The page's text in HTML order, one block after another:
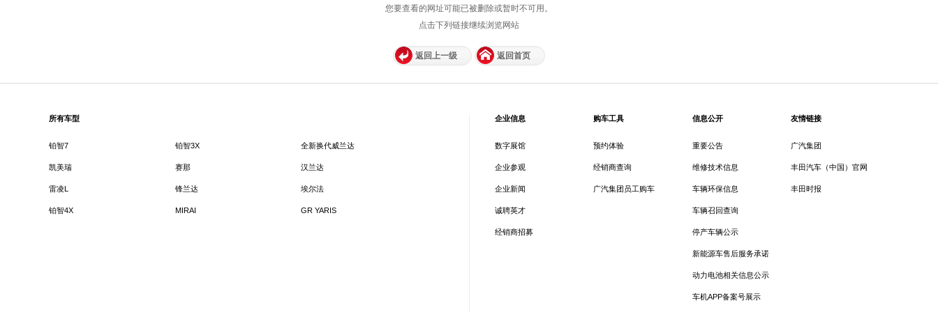
您要查看的网址可能已被删除或暂时不可用。
点击下列链接继续浏览网站
返回上一级 返回首页
所有车型
铂智7 铂智3X 全新换代威兰达
凯美瑞 赛那 汉兰达
雷凌L 锋兰达 埃尔法
铂智4X MIRAI GR YARIS
企业信息
数字展馆
企业参观
企业新闻
诚聘英才
经销商招募
购车工具
预约体验
经销商查询
广汽集团员工购车
信息公开
重要公告
维修技术信息
车辆环保信息
车辆召回查询
停产车辆公示
新能源车售后服务承诺
动力电池相关信息公示
车机APP备案号展示
友情链接
广汽集团
丰田汽车（中国）官网
丰田时报